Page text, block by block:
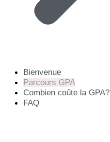
Bienvenue
Parcours GPA
Combien coûte la GPA?
FAQ